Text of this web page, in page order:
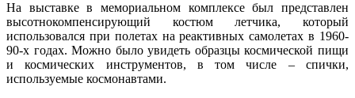
На выставке в мемориальном комплексе был представлен
высотнокомпенсирующий костюм летчика, который
использовался при полетах на реактивных самолетах в 1960-
90-х годах. Можно было увидеть образцы космической пищи
и космических инструментов, в том числе – спички,
используемые космонавтами.